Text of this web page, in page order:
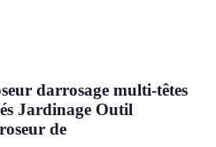
darrosage multi-têtes
Jardinage Outil
de